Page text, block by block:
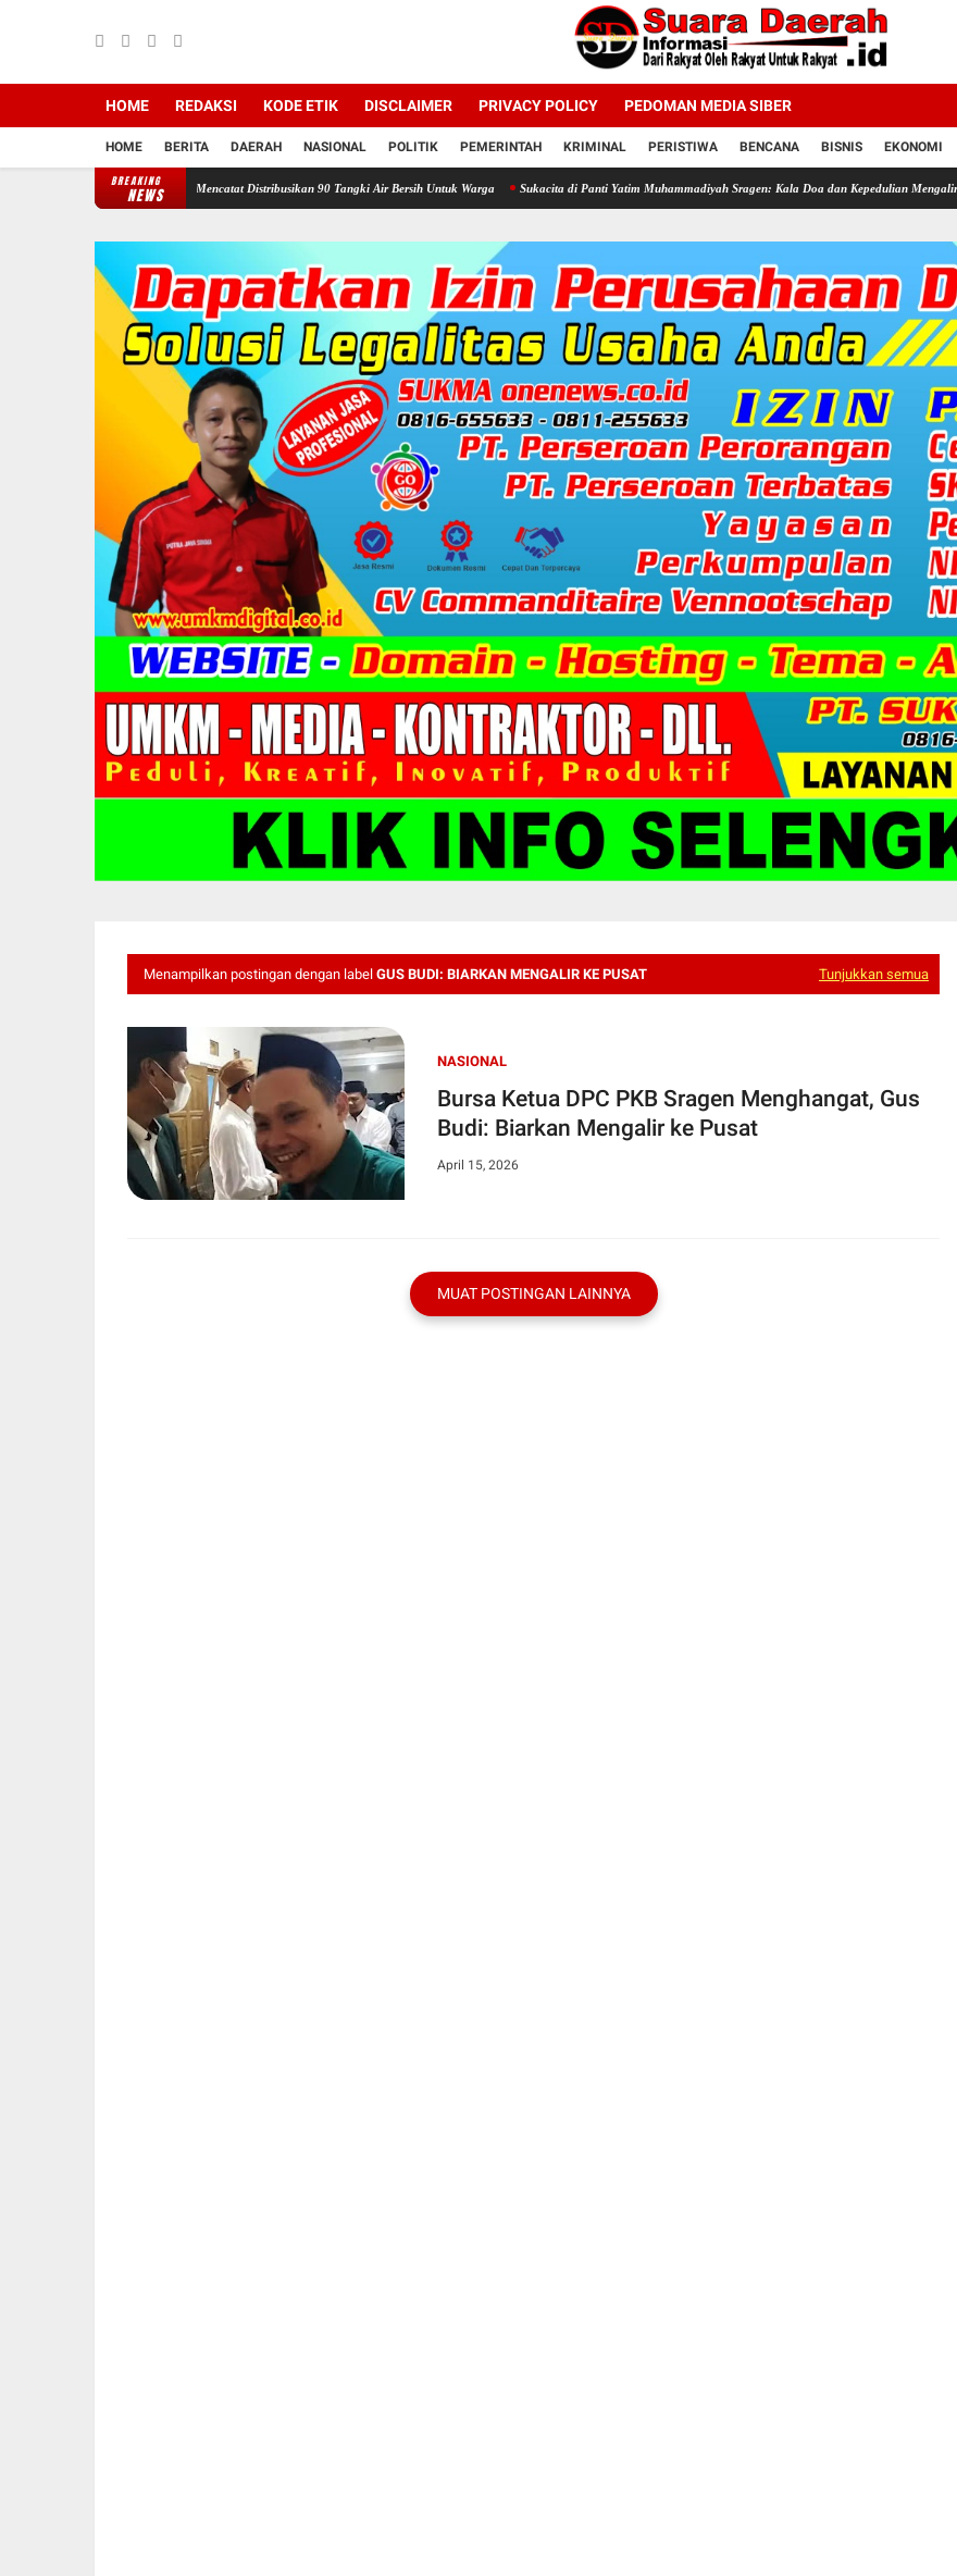
HOME REDAKSI KODE ETIK DISCLAIMER PRIVACY POLICY PEDOMAN MEDIA SIBER
HOME BERITA DAERAH NASIONAL POLITIK PEMERINTAH KRIMINAL PERISTIWA BENCANA BISNIS EKONOMI
BREAKING
NEWS
Ganefo Tangen Mencatat Distribusikan 90 Tangki Air Bersih Untuk Warga Sukacita di Panti Yatim Muhammadiyah Sragen: Kala Doa dan Kepedulian Mengalir di Hari Jadi
Menampilkan postingan dengan label GUS BUDI: BIARKAN MENGALIR KE PUSAT Tunjukkan semua
NASIONAL
Bursa Ketua DPC PKB Sragen Menghangat, Gus
Budi: Biarkan Mengalir ke Pusat
April 15, 2026
MUAT POSTINGAN LAINNYA